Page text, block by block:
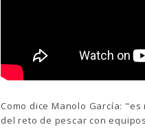
Como dice Manolo García:
del reto de pescar con